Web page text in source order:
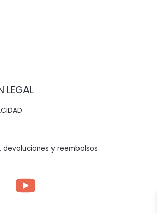
LEGAL
devoluciones y reembolsos